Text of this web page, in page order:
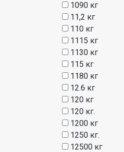
1090 кг
11,2 кг
110 кг
1115 кг
1130 кг
115 кг
1180 кг
12.6 кг
120 кг
120 кг.
1200 кг
1250 кг.
12500 кг